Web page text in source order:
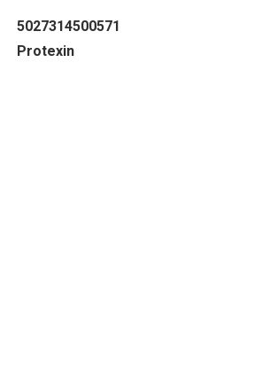
5027314500571
Protexin